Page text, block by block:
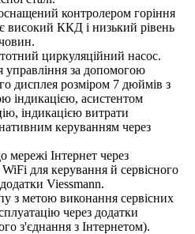
контролером горіння
високий ККД і низький рівень
циркуляційний насос.
управління за допомогою
дисплея розміром 7 дюймів з
індикацією, асистентом
індикацією витрати
керуванням через
мережі Інтернет через
для керування й сервісного
Viessmann.
з метою виконання сервісних
через додатки
з'єднання з Інтернетом).